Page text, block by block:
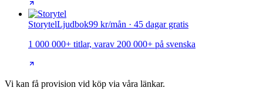
StorytelLjudbok99 kr/mån · 45 dagar gratis
1 000 000+ titlar, varav 200 000+ på svenska
Vi kan få provision vid köp via våra länkar.